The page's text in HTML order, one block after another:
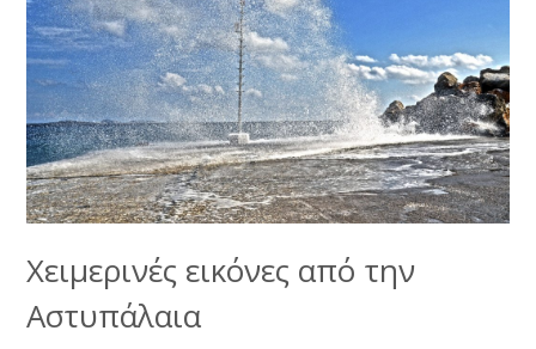
Χειμερινές εικόνες από την
Αστυπάλαια